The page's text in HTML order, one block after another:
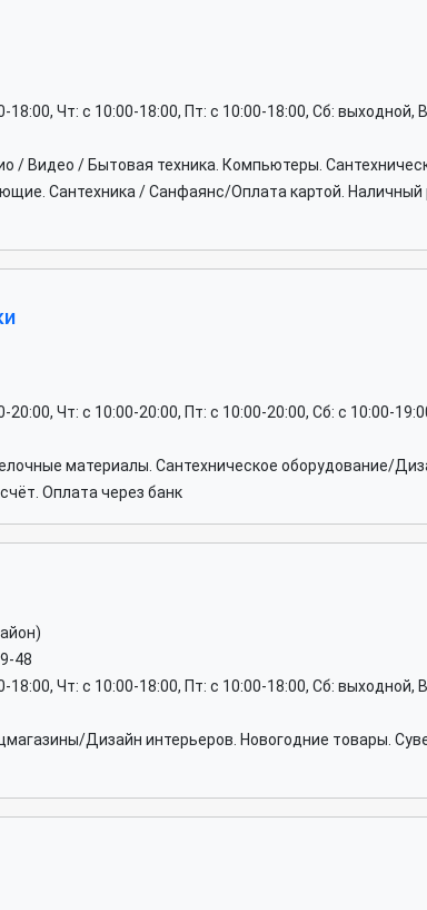
18:00, Чт: c 10:00-18:00, Пт: c 10:00-18:00, Сб: выходной,
/ Видео / Бытовая техника. Компьютеры.
Сантехника / Санфаянс/Оплата картой. Наличный
20:00, Чт: c 10:00-20:00, Пт: c 10:00-20:00, Сб: c 10:00-
материалы. Сантехническое оборудование/
Оплата через банк
48
18:00, Чт: c 10:00-18:00, Пт: c 10:00-18:00, Сб: выходной,
Дизайн интерьеров. Новогодние товары.